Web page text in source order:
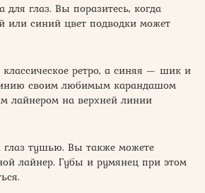
для глаз. Вы поразитесь, когда
или синий цвет подводки может
ретро, а синяя — шик и
своим любимым карандашом
лайнером на верхней линии
тушью. Вы также можете
лайнер. Губы и румянец при этом